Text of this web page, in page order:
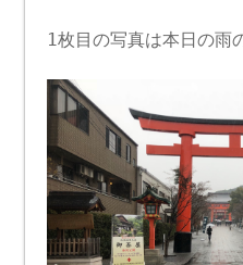
1枚目の写真は本日の雨